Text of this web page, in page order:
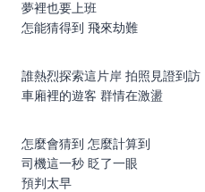
夢裡也要上班
怎能猜得到 飛來劫難
誰熱烈探索這片岸 拍照見證到訪
車廂裡的遊客 群情在激盪
怎麼會猜到 怎麼計算到
司機這一秒 眨了一眼
預判太早